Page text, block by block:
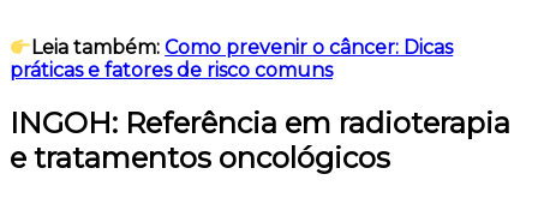
Leia também:Como prevenir o câncer: Dicas
práticas e fatores de risco comuns
INGOH: Referência em radioterapia
e tratamentos oncológicos